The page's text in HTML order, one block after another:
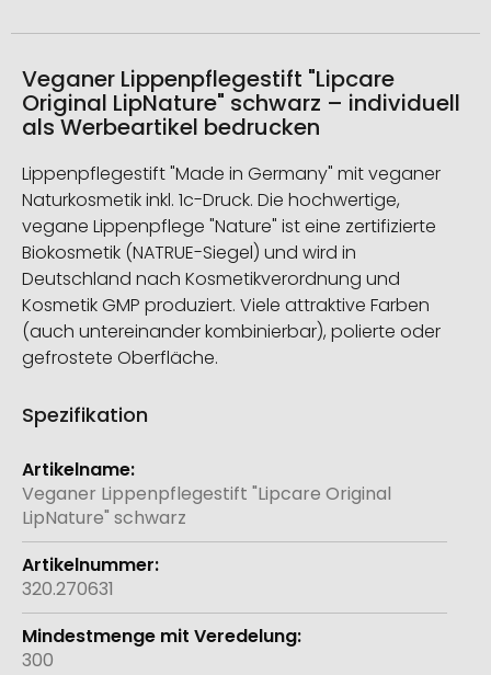
Veganer Lippenpflegestift "Lipcare
Original LipNature" schwarz – individuell
als Werbeartikel bedrucken
Lippenpflegestift "Made in Germany" mit veganer
Naturkosmetik inkl. 1c-Druck. Die hochwertige,
vegane Lippenpflege "Nature" ist eine zertifizierte
Biokosmetik (NATRUE-Siegel) und wird in
Deutschland nach Kosmetikverordnung und
Kosmetik GMP produziert. Viele attraktive Farben
(auch untereinander kombinierbar), polierte oder
gefrostete Oberfläche.
Spezifikation
Weitere
Informationen
Veganer Lippenpflegestift "Lipcare Original
LipNature" schwarz
320.270631
300